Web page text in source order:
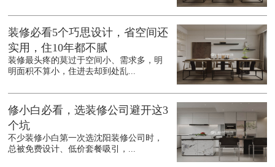
装修必看5个巧思设计，省空间还
实用，住10年都不腻
装修最头疼的莫过于空间小、需求多，明
明面积不算小，住进去却到处乱...
修小白必看，选装修公司避开这3
个坑
不少装修小白第一次选沈阳装修公司时，
总被免费设计、低价套餐吸引，...